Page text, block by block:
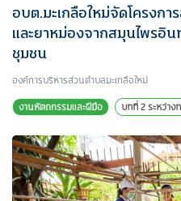
อบต.มะเกลือใหม่จัดโครงก
และยาหม่องจากสมุนไพรอิ
ชุมชน
องค์การบริหารส่วนตําบลมะเกลือใหม่
งานหัตถกรรมและฝีมือ
บทที่ 2 ระหว่าง